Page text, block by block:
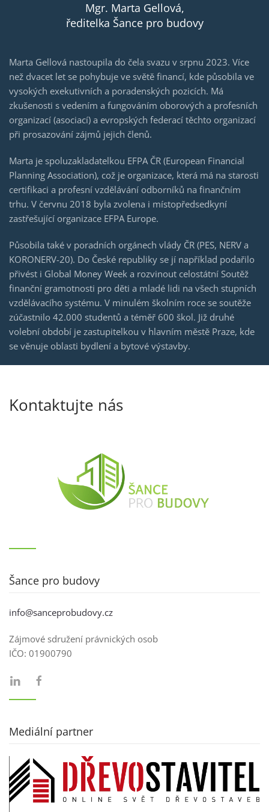
Mgr. Marta Gellová,
ředitelka Šance pro budovy
Marta Gellová nastoupila do čela svazu v srpnu 2023. Více
než dvacet let se pohybuje ve světě financí, kde působila ve
vysokých exekutivních a poradenských pozicích. Má
zkušenosti s vedením a fungováním oborových a profesních
organizací (asociací) a evropských federací těchto organizací
při prosazování zájmů jejich členů.
Marta je spoluzakladatelkou EFPA ČR (European Financial
Planning Association), což je organizace, která má na starosti
certifikaci a profesní vzdělávání odborníků na finančním
trhu. V červnu 2018 byla zvolena i místopředsedkyní
zastřešující organizace EFPA Europe.
Působila také v poradních orgánech vlády ČR (PES, NERV a
KORONERV-20). Do České republiky se jí například podařilo
přivést i Global Money Week a rozvinout celostátní Soutěž
finanční gramotnosti pro děti a mladé lidi na všech stupních
vzdělávacího systému. V minulém školním roce se soutěže
zúčastnilo 42.000 studentů a téměř 600 škol. Již druhé
volební období je zastupitelkou v hlavním městě Praze, kde
se věnuje oblasti bydlení a bytové výstavby.
Kontaktujte nás
Šance pro budovy
info@sanceprobudovy.cz
Zájmové sdružení právnických osob
IČO: 01900790
Mediální partner